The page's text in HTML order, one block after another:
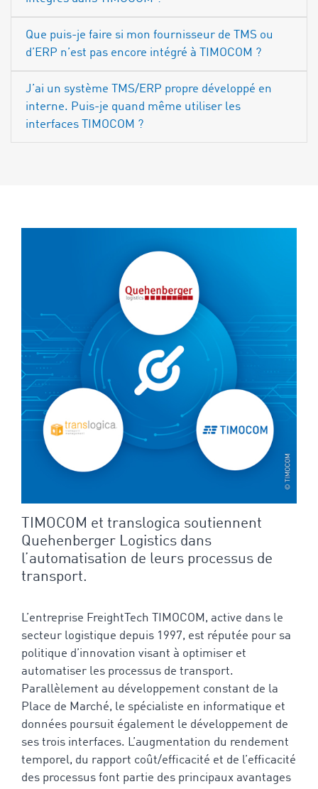
Que puis-je faire si mon fournisseur de TMS ou
d’ERP n’est pas encore intégré à TIMOCOM ?
J’ai un système TMS/ERP propre développé en
interne. Puis-je quand même utiliser les
interfaces TIMOCOM ?
TIMOCOM et translogica soutiennent
Quehenberger Logistics dans
l’automatisation de leurs processus de
transport.
L’entreprise FreightTech TIMOCOM, active dans le
secteur logistique depuis 1997, est réputée pour sa
politique d’innovation visant à optimiser et
automatiser les processus de transport.
Parallèlement au développement constant de la
Place de Marché, le spécialiste en informatique et
données poursuit également le développement de
ses trois interfaces. L’augmentation du rendement
temporel, du rapport coût/efficacité et de l’efficacité
des processus font partie des principaux avantages